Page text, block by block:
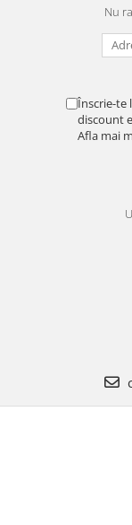
Nu
Înscrie-te
discount
Afla mai